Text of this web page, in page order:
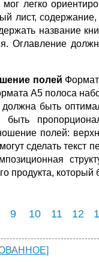
мог легко
лист,
название
Оглавление
полей
A5 полоса
быть
полей:
сделать
продукта, который
9 10 11 12